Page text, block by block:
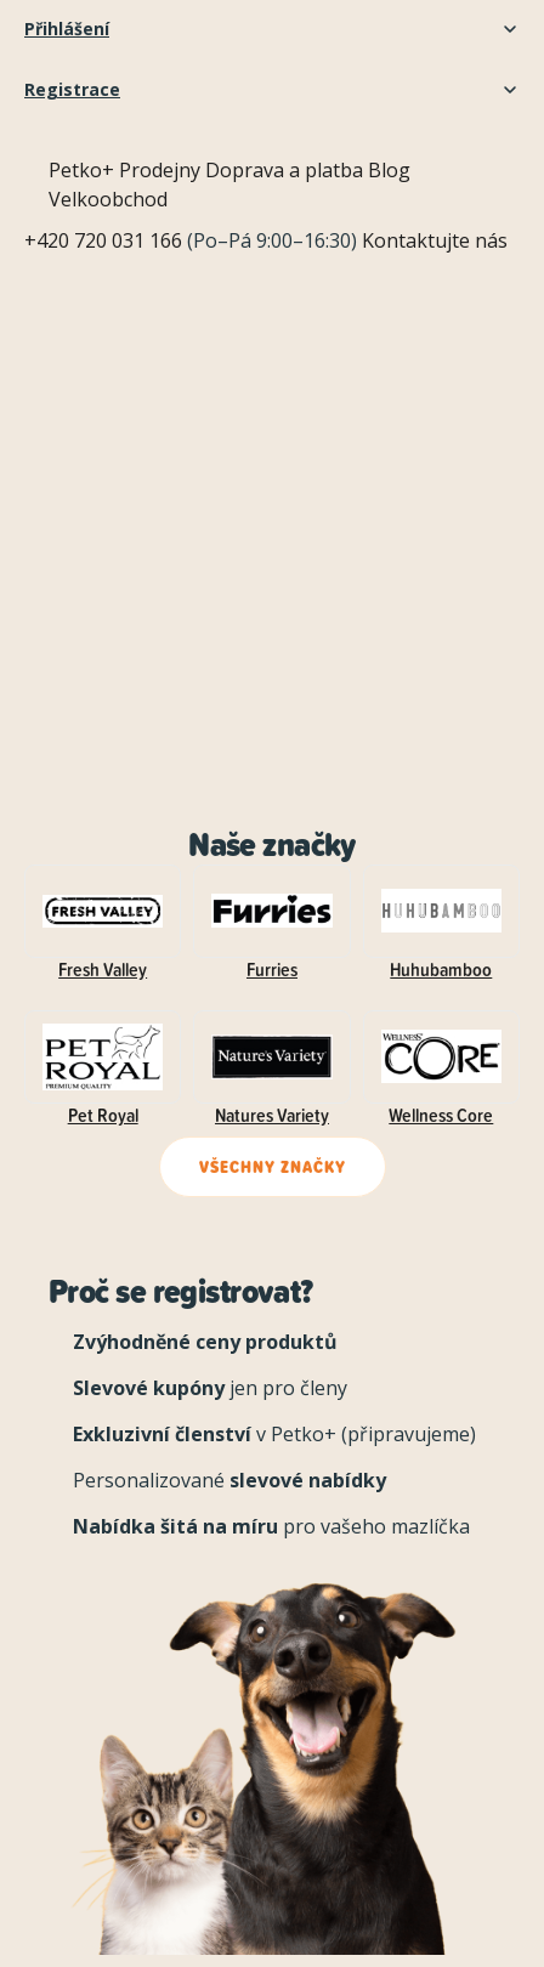
Přihlášení
Registrace
Petko+ Prodejny Doprava a platba Blog
Velkoobchod
+420 720 031 166 (Po–Pá 9:00–16:30) Kontaktujte nás
Naše značky
Fresh Valley Furries Huhubamboo
Pet Royal Natures Variety Wellness Core
VŠECHNY ZNAČKY
Proč se registrovat?
Zvýhodněné ceny produktů
Slevové kupónyjen pro členy
Exkluzivní členstvív Petko+ (připravujeme)
Personalizované slevové nabídky
Nabídka šitá na míru pro vašeho mazlíčka